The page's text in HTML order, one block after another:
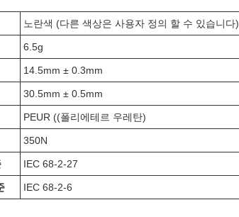
노란색 (다른 색상은 사용자 정의 할 수 있습니다)
6.5g
14.5mm ± 0.3mm
30.5mm ± 0.5mm
PEUR ((폴리에테르 우레탄)
350N
IEC 68-2-27
IEC 68-2-6